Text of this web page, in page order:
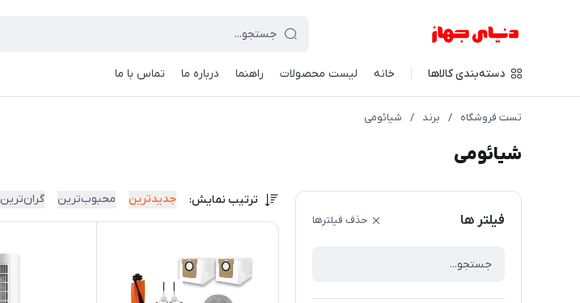
دسته‌بندی کالاها خانه لیست محصولات راهنما درباره ما تماس با ما
تست فروشگاه / برند / شیائومی
شیائومی
فیلتر ها حذف فیلترها
ترتیب نمایش: جدیدترین محبوب‌ترین گران‌ترین